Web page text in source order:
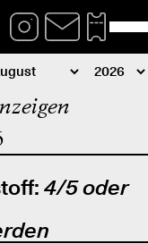
4/5 oder